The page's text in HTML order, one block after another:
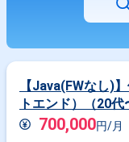
【Java(FWなし)
トエンド）（20
な方にぴったり！）
700,000円/月